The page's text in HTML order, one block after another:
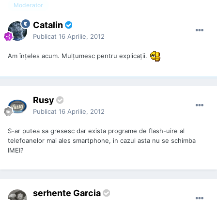
Moderator
Catalin
Publicat 16 Aprilie, 2012
Am înțeles acum. Mulțumesc pentru explicații.
Rusy
Publicat 16 Aprilie, 2012
S-ar putea sa gresesc dar exista programe de flash-uire al
telefoanelor mai ales smartphone, in cazul asta nu se schimba
IMEI?
serhente Garcia